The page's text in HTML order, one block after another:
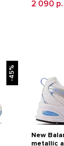
2 090 р.
-45%
New
metallic